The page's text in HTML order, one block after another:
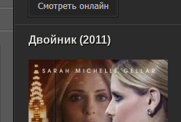
Двойник (2011)